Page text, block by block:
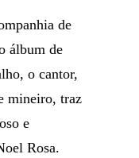
de
álbum de
o cantor,
mineiro, traz
e
Rosa.